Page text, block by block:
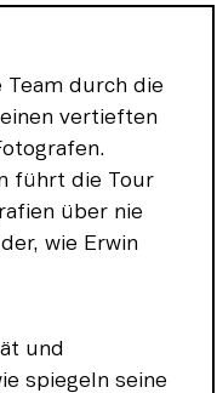
durch die
vertieften
führt die Tour
über nie
wie Erwin
und
spiegeln seine